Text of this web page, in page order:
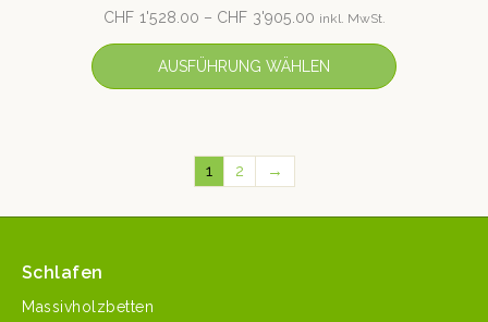
Bewertet mit
5.00
CHF 1'528.00 – CHF 3'905.00 inkl. MwSt.
AUSFÜHRUNG WÄHLEN
1 2 →
Schlafen
Massivholzbetten